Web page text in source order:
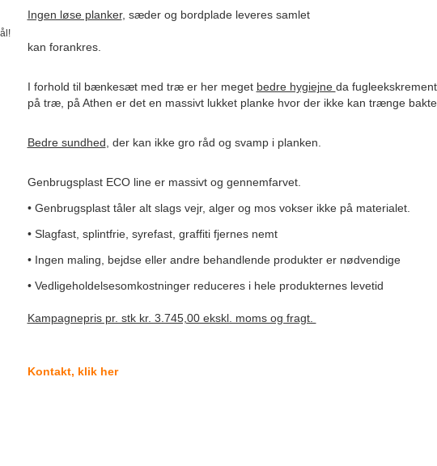
Ingen løse planker, sæder og bordplade leveres samlet
kan forankres.
I forhold til bænkesæt med træ er her meget bedre hygiejne da
på træ, på Athen er det en massivt lukket planke hvor der ikke kan trænge
Bedre sundhed , der kan ikke gro råd og svamp i planken.
Genbrugsplast ECO line er massivt og gennemfarvet.
• Genbrugsplast tåler alt slags vejr, alger og mos vokser ikke på materialet.
• Slagfast, splintfrie, syrefast, graffiti fjernes nemt
• Ingen maling, bejdse eller andre behandlende produkter er nødvendige
• Vedligeholdelsesomkostninger reduceres i hele produkternes levetid
Kampagnepris pr. stk kr. 3.745,00 ekskl. moms og fragt.
Kontakt, klik her